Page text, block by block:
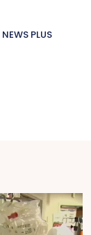
NEWS PLUS